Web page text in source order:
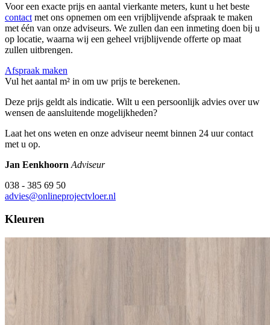
Voor een exacte prijs en aantal vierkante meters, kunt u het beste
contact met ons opnemen om een vrijblijvende afspraak te maken
met één van onze adviseurs. We zullen dan een inmeting doen bij u
op locatie, waarna wij een geheel vrijblijvende offerte op maat
zullen uitbrengen.
Afspraak maken
Vul het aantal m² in om uw prijs te berekenen.
Deze prijs geldt als indicatie. Wilt u een persoonlijk advies over uw
wensen de aansluitende mogelijkheden?
Laat het ons weten en onze adviseur neemt binnen 24 uur contact
met u op.
Jan Eenkhoorn Adviseur
038 - 385 69 50
advies@onlineprojectvloer.nl
Kleuren